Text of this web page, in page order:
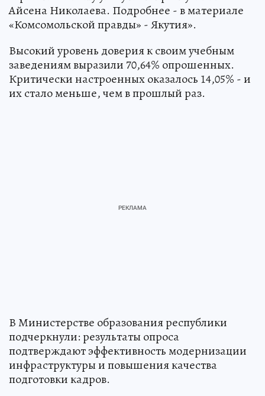
Айсена Николаева. Подробнее - в материале
«Комсомольской правды» - Якутия».
Высокий уровень доверия к своим учебным
заведениям выразили 70,64% опрошенных.
Критически настроенных оказалось 14,05% - и
их стало меньше, чем в прошлый раз.
В Министерстве образования республики
подчеркнули: результаты опроса
подтверждают эффективность модернизации
инфраструктуры и повышения качества
подготовки кадров.